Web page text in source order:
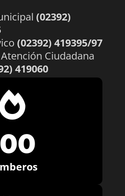
(02392)
(02392) 419395/97
Ciudadana
419060